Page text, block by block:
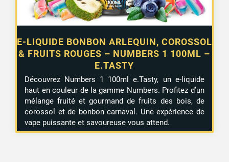
E-LIQUIDE BONBON ARLEQUIN, COROSSOL
& FRUITS ROUGES – NUMBERS 1 100ML –
E.TASTY
Découvrez Numbers 1 100ml e.Tasty, un e-liquide
haut en couleur de la gamme Numbers. Profitez d’un
mélange fruité et gourmand de fruits des bois, de
corossol et de bonbon carnaval. Une expérience de
vape puissante et savoureuse vous attend.